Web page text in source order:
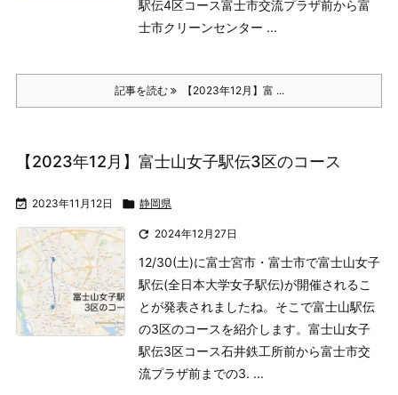
駅伝4区コース富士市交流プラザ前から富
士市クリーンセンター ...
記事を読む 【2023年12月】富 ...
【2023年12月】富士山女子駅伝3区のコース
 2023年11月12日  静岡県
 2024年12月27日
12/30(土)に富士宮市・富士市で富士山女子
駅伝(全日本大学女子駅伝)が開催されるこ
とが発表されましたね。そこで富士山駅伝
の3区のコースを紹介します。 富士山女子
駅伝3区コース石井鉄工所前から富士市交
流プラザ前までの3. ...